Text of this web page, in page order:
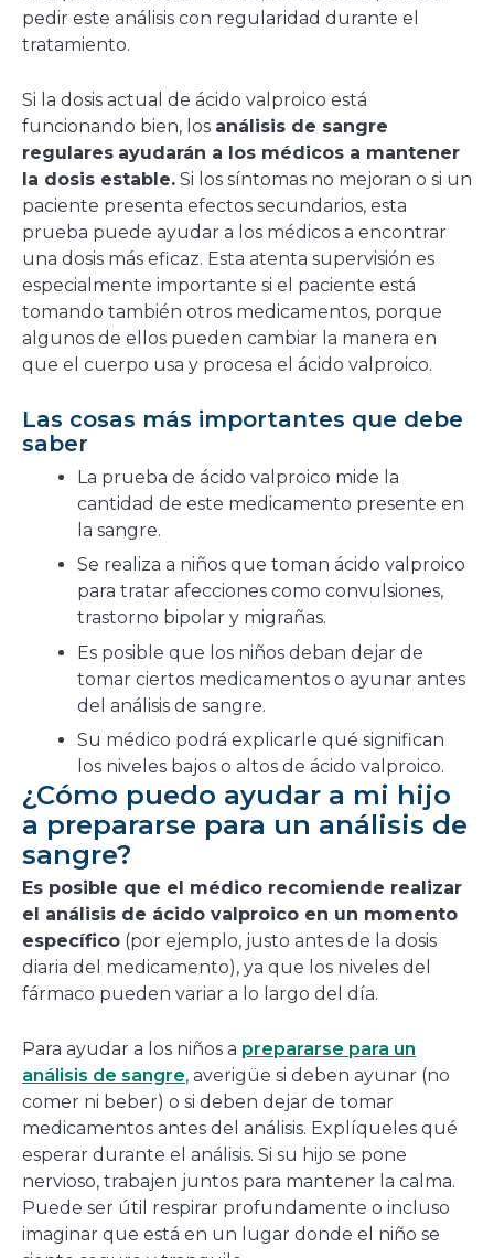
pedir este análisis con regularidad durante el
tratamiento.
Si la dosis actual de ácido valproico está
funcionando bien, los análisis de sangre
regulares ayudarán a los médicos a mantener
la dosis estable. Si los síntomas no mejoran o si un
paciente presenta efectos secundarios, esta
prueba puede ayudar a los médicos a encontrar
una dosis más eficaz. Esta atenta supervisión es
especialmente importante si el paciente está
tomando también otros medicamentos, porque
algunos de ellos pueden cambiar la manera en
que el cuerpo usa y procesa el ácido valproico.
Las cosas más importantes que debe
saber
La prueba de ácido valproico mide la
cantidad de este medicamento presente en
la sangre.
Se realiza a niños que toman ácido valproico
para tratar afecciones como convulsiones,
trastorno bipolar y migrañas.
Es posible que los niños deban dejar de
tomar ciertos medicamentos o ayunar antes
del análisis de sangre.
Su médico podrá explicarle qué significan
los niveles bajos o altos de ácido valproico.
¿Cómo puedo ayudar a mi hijo
a prepararse para un análisis de
sangre?
Es posible que el médico recomiende realizar
el análisis de ácido valproico en un momento
específico (por ejemplo, justo antes de la dosis
diaria del medicamento), ya que los niveles del
fármaco pueden variar a lo largo del día.
Para ayudar a los niños a prepararse para un
análisis de sangre, averigüe si deben ayunar (no
comer ni beber) o si deben dejar de tomar
medicamentos antes del análisis. Explíqueles qué
esperar durante el análisis. Si su hijo se pone
nervioso, trabajen juntos para mantener la calma.
Puede ser útil respirar profundamente o incluso
imaginar que está en un lugar donde el niño se